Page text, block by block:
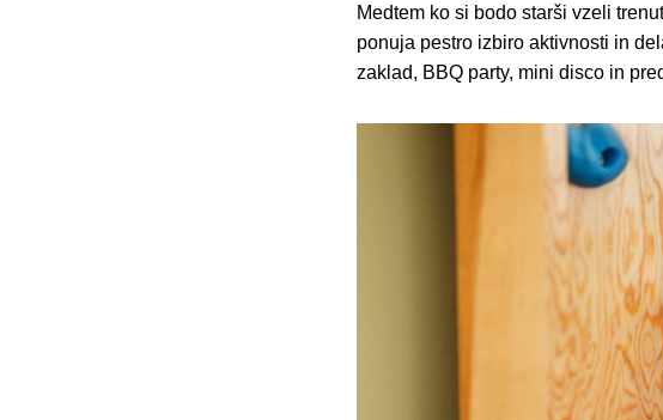
Medtem ko si bodo starši vzeli
ponuja pestro izbiro aktivnosti in
zaklad, BBQ party, mini disco in